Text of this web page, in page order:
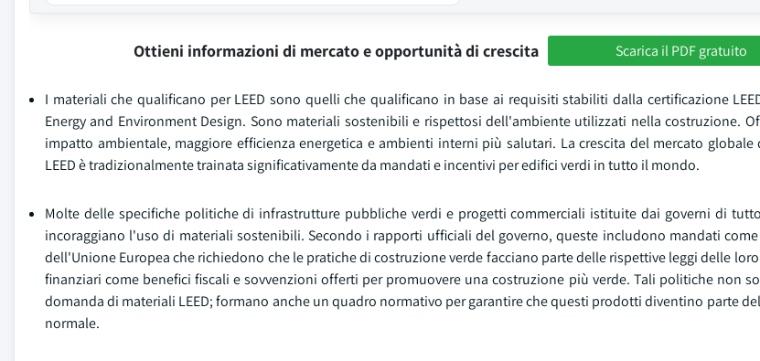
Ottieni informazioni di mercato e opportunità di crescita Scarica il PDF gratuito
I materiali che qualificano per LEED sono quelli che qualificano in base ai requisiti stabiliti dalla certificazione
Energy and Environment Design. Sono materiali sostenibili e rispettosi dell'ambiente utilizzati nella costruzione.
impatto ambientale, maggiore efficienza energetica e ambienti interni più salutari. La crescita del mercato
LEED è tradizionalmente trainata significativamente da mandati e incentivi per edifici verdi in tutto il mondo.
Molte delle specifiche politiche di infrastrutture pubbliche verdi e progetti commerciali istituite dai governi di
incoraggiano l'uso di materiali sostenibili. Secondo i rapporti ufficiali del governo, queste includono mandati
dell'Unione Europea che richiedono che le pratiche di costruzione verde facciano parte delle rispettive leggi delle
finanziari come benefici fiscali e sovvenzioni offerti per promuovere una costruzione più verde. Tali politiche non
domanda di materiali LEED; formano anche un quadro normativo per garantire che questi prodotti diventino parte
normale.